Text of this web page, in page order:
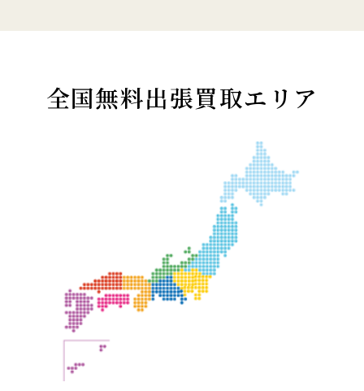
全国無料出張買取エリア